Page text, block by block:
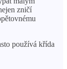
zničí
používá křída